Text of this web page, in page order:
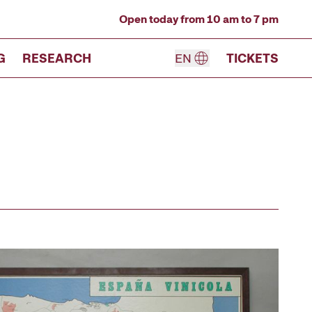
Open today from 10 am to 7 pm
RESEARCH EN TICKETS